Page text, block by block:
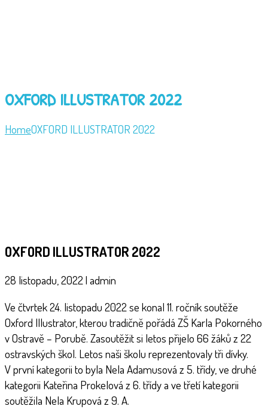
OXFORD ILLUSTRATOR 2022
HomeOXFORD ILLUSTRATOR 2022
OXFORD ILLUSTRATOR 2022
28 listopadu, 2022| admin
Ve čtvrtek 24. listopadu 2022 se konal 11. ročník soutěže
Oxford Illustrator, kterou tradičně pořádá ZŠ Karla Pokorného
v Ostravě – Porubě. Zasoutěžit si letos přijelo 66 žáků z 22
ostravských škol. Letos naši školu reprezentovaly tři dívky.
V první kategorii to byla Nela Adamusová z 5. třídy, ve druhé
kategorii Kateřina Prokelová z 6. třídy a ve třetí kategorii
soutěžila Nela Krupová z 9. A.